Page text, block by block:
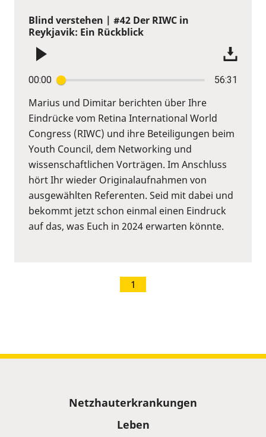
Blind verstehen | #42 Der RIWC in
Reykjavik: Ein Rückblick
00:00 56:31
Marius und Dimitar berichten über Ihre
Eindrücke vom Retina International World
Congress (RIWC) und ihre Beteiligungen beim
Youth Council, dem Networking und
wissenschaftlichen Vorträgen. Im Anschluss
hört Ihr wieder Originalaufnahmen von
ausgewählten Referenten. Seid mit dabei und
bekommt jetzt schon einmal einen Eindruck
auf das, was Euch in 2024 erwarten könnte.
1
Netzhauterkrankungen
Leben